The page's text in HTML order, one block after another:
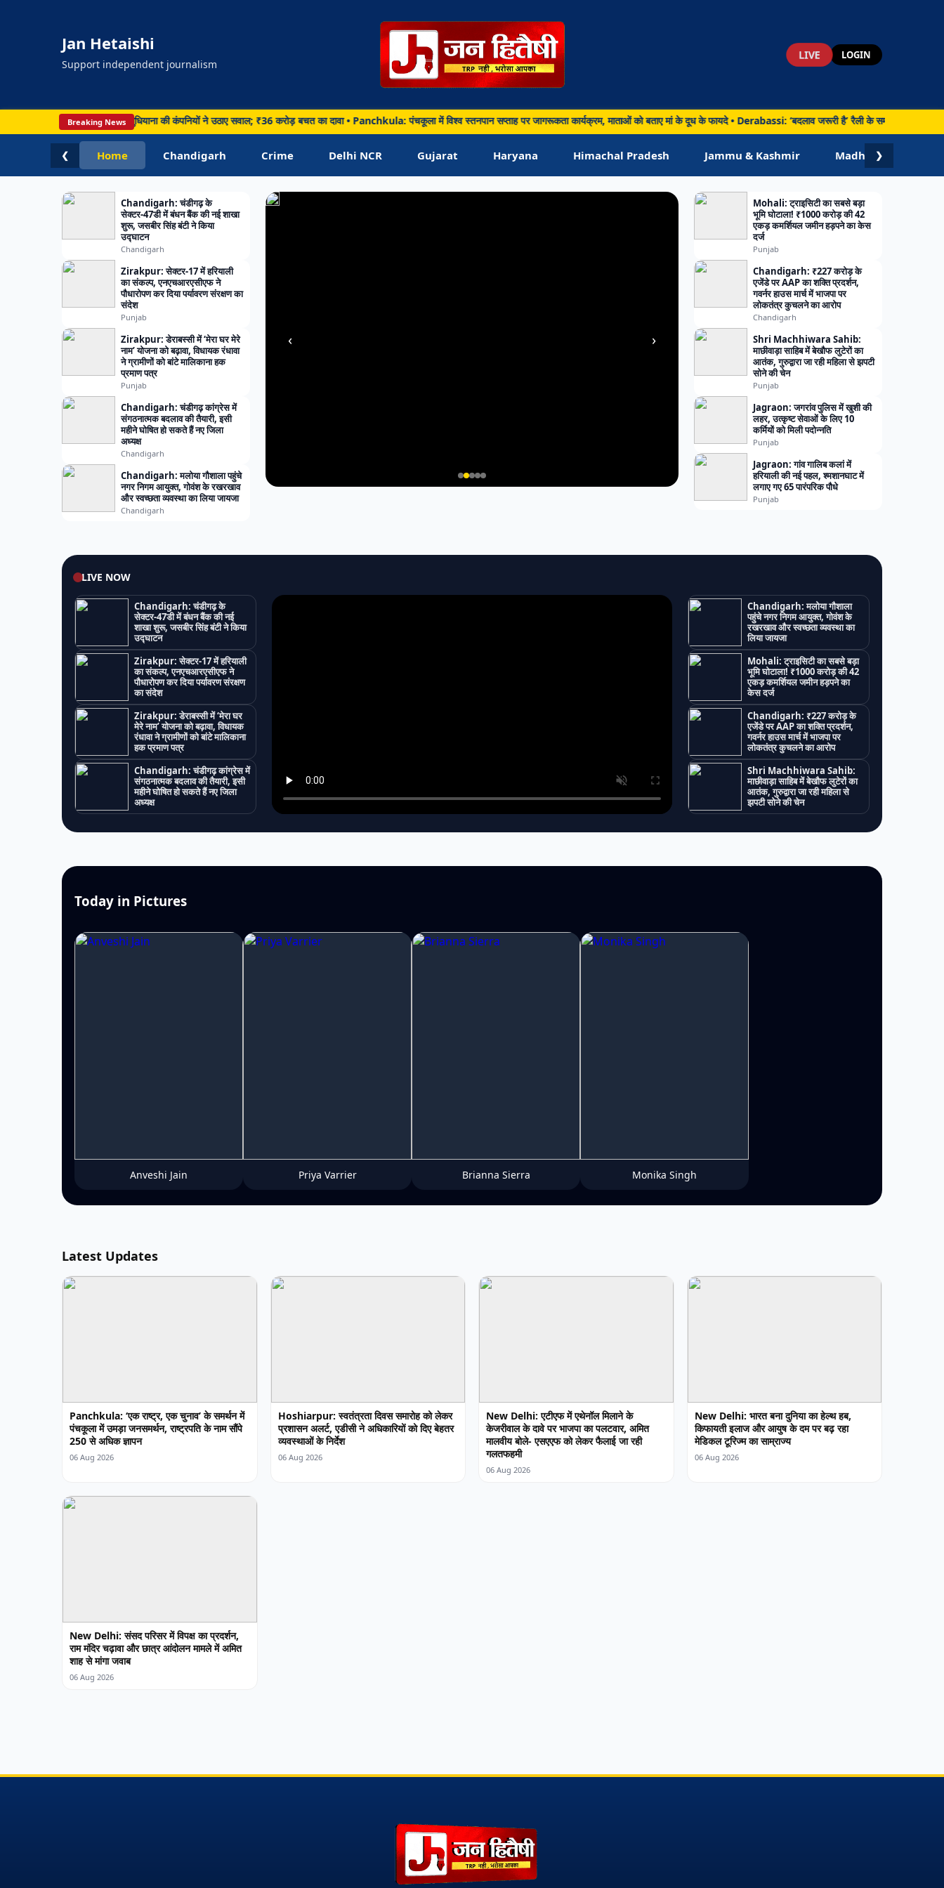
Jan Hetaishi
Support independent journalism
LIVE LOGIN
Breaking News
टेंडर पर घमासान, लुधियाना की कंपनियों ने उठाए सवाल; ₹36 करोड़ बचत का दावा • Panchkula: पंचकूला में विश्व स्तनपान सप्ताह पर जागरूकता कार्यक्रम, माताओं को बताए मां के दूध के फायदे • Derabassi: ‘बदलाव जरूरी है’ रैली के समर्थन में
❮ Home Chandigarh Crime Delhi NCR Gujarat Haryana Himachal Pradesh Jammu & Kashmir Madhya Pradesh
❯
Chandigarh: चंडीगढ़ के
सेक्टर-47डी में बंधन बैंक की नई शाखा
शुरू, जसबीर सिंह बंटी ने किया
उद्घाटन
Chandigarh
Zirakpur: सेक्टर-17 में हरियाली
का संकल्प, एनएचआरएसीएफ ने
पौधारोपण कर दिया पर्यावरण संरक्षण का
संदेश
Punjab
Zirakpur: डेराबस्सी में ‘मेरा घर मेरे
नाम’ योजना को बढ़ावा, विधायक रंधावा
ने ग्रामीणों को बांटे मालिकाना हक
प्रमाण पत्र
Punjab
Chandigarh: चंडीगढ़ कांग्रेस में
संगठनात्मक बदलाव की तैयारी, इसी
महीने घोषित हो सकते हैं नए जिला
अध्यक्ष
Chandigarh
Chandigarh: मलोया गौशाला पहुंचे
नगर निगम आयुक्त, गोवंश के रखरखाव
और स्वच्छता व्यवस्था का लिया जायजा
Chandigarh
‹ ›
मां
के
के
फायदे
Mohali: ट्राइसिटी का सबसे बड़ा
भूमि घोटाला! ₹1000 करोड़ की 42
एकड़ कमर्शियल जमीन हड़पने का केस
दर्ज
Punjab
Chandigarh: ₹227 करोड़ के
एजेंडे पर AAP का शक्ति प्रदर्शन,
गवर्नर हाउस मार्च में भाजपा पर
लोकतंत्र कुचलने का आरोप
Chandigarh
Shri Machhiwara Sahib:
माछीवाड़ा साहिब में बेखौफ लुटेरों का
आतंक, गुरुद्वारा जा रही महिला से झपटी
सोने की चेन
Punjab
Jagraon: जगरांव पुलिस में खुशी की
लहर, उत्कृष्ट सेवाओं के लिए 10
कर्मियों को मिली पदोन्नति
Punjab
Jagraon: गांव गालिब कलां में
हरियाली की नई पहल, श्मशानघाट में
लगाए गए 65 पारंपरिक पौधे
Punjab
LIVE NOW
Chandigarh: चंडीगढ़ के
सेक्टर-47डी में बंधन बैंक की नई
शाखा शुरू, जसबीर सिंह बंटी ने किया
उद्घाटन
Zirakpur: सेक्टर-17 में हरियाली
का संकल्प, एनएचआरएसीएफ ने
पौधारोपण कर दिया पर्यावरण संरक्षण
का संदेश
Zirakpur: डेराबस्सी में ‘मेरा घर
मेरे नाम’ योजना को बढ़ावा, विधायक
रंधावा ने ग्रामीणों को बांटे मालिकाना
हक प्रमाण पत्र
Chandigarh: चंडीगढ़ कांग्रेस में
संगठनात्मक बदलाव की तैयारी, इसी
महीने घोषित हो सकते हैं नए जिला
अध्यक्ष
Chandigarh: मलोया गौशाला
पहुंचे नगर निगम आयुक्त, गोवंश के
रखरखाव और स्वच्छता व्यवस्था का
लिया जायजा
Mohali: ट्राइसिटी का सबसे बड़ा
भूमि घोटाला! ₹1000 करोड़ की 42
एकड़ कमर्शियल जमीन हड़पने का
केस दर्ज
Chandigarh: ₹227 करोड़ के
एजेंडे पर AAP का शक्ति प्रदर्शन,
गवर्नर हाउस मार्च में भाजपा पर
लोकतंत्र कुचलने का आरोप
Shri Machhiwara Sahib:
माछीवाड़ा साहिब में बेखौफ लुटेरों का
आतंक, गुरुद्वारा जा रही महिला से
झपटी सोने की चेन
Today in Pictures
Anveshi Jain Priya Varrier Brianna Sierra Monika Singh
Latest Updates
Panchkula: ‘एक राष्ट्र, एक चुनाव’ के समर्थन में
पंचकूला में उमड़ा जनसमर्थन, राष्ट्रपति के नाम सौंपे
250 से अधिक ज्ञापन
06 Aug 2026
Hoshiarpur: स्वतंत्रता दिवस समारोह को लेकर
प्रशासन अलर्ट, एडीसी ने अधिकारियों को दिए बेहतर
व्यवस्थाओं के निर्देश
06 Aug 2026
New Delhi: एटीएफ में एथेनॉल मिलाने के
केजरीवाल के दावे पर भाजपा का पलटवार, अमित
मालवीय बोले- एसएएफ को लेकर फैलाई जा रही
गलतफहमी
06 Aug 2026
New Delhi: भारत बना दुनिया का हेल्थ हब,
किफायती इलाज और आयुष के दम पर बढ़ रहा
मेडिकल टूरिज्म का साम्राज्य
06 Aug 2026
New Delhi: संसद परिसर में विपक्ष का प्रदर्शन,
राम मंदिर चढ़ावा और छात्र आंदोलन मामले में अमित
शाह से मांगा जवाब
06 Aug 2026